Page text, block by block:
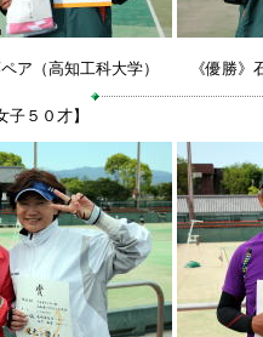
ア（高知工科大学） 《優勝
子５０才】